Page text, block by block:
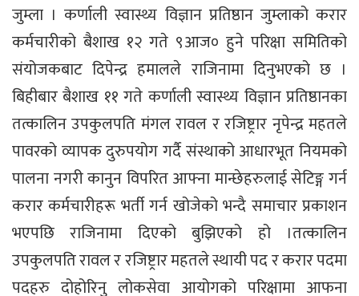
जुम्ला । कर्णाली स्वास्थ्य विज्ञान प्रतिष्ठान जुम्लाको करार
कर्मचारीको बैशाख १२ गते ९आज० हुने परिक्षा समितिको
संयोजकबाट दिपेन्द्र हमालले राजिनामा दिनुभएको छ ।
बिहीबार बैशाख ११ गते कर्णाली स्वास्थ्य विज्ञान प्रतिष्ठानका
तत्कालिन उपकुलपति मंगल रावल र रजिष्ट्रार नृपेन्द्र महतले
पावरको व्यापक दुरुपयोग गर्दै संस्थाको आधारभूत नियमको
पालना नगरी कानुन विपरित आफ्ना मान्छेहरुलाई सेटिङ्ग गर्न
करार कर्मचारीहरू भर्ती गर्न खोजेको भन्दै समाचार प्रकाशन
भएपछि राजिनामा दिएको बुझिएको हो ।तत्कालिन
उपकुलपति रावल र रजिष्ट्रार महतले स्थायी पद र करार पदमा
पदहरु दोहोरिनु लोकसेवा आयोगको परिक्षामा आफना